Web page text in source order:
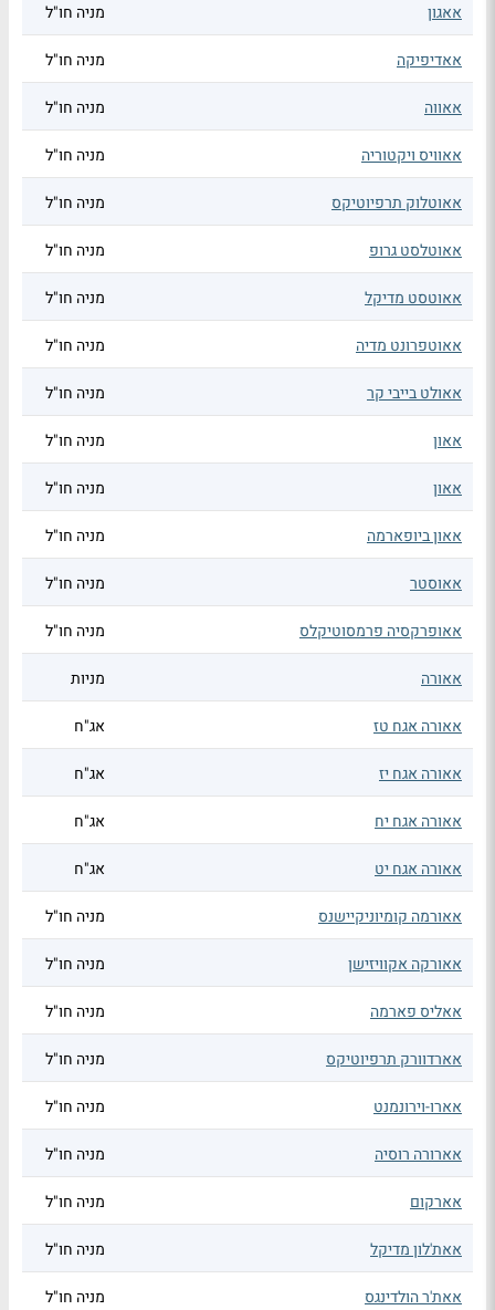
אאגון מניה חו"ל
אאדיפיקה מניה חו"ל
אאווה מניה חו"ל
אאוויס ויקטוריה מניה חו"ל
אאוטלוק תרפיוטיקס מניה חו"ל
אאוטלסט גרופ מניה חו"ל
אאוטסט מדיקל מניה חו"ל
אאוטפרונט מדיה מניה חו"ל
אאולט בייבי קר מניה חו"ל
אאון מניה חו"ל
אאון מניה חו"ל
אאון ביופארמה מניה חו"ל
אאוסטר מניה חו"ל
אאופרקסיה פרמסוטיקלס מניה חו"ל
אאורה מניות
אאורה אגח טז אג"ח
אאורה אגח יז אג"ח
אאורה אגח יח אג"ח
אאורה אגח יט אג"ח
אאורמה קומיוניקיישנס מניה חו"ל
אאורקה אקוויזישן מניה חו"ל
אאליס פארמה מניה חו"ל
אארדוורק תרפיוטיקס מניה חו"ל
אארו-וירונמנט מניה חו"ל
אארורה רוסיה מניה חו"ל
אארקום מניה חו"ל
אאת'לון מדיקל מניה חו"ל
אאת'ר הולדינגס מניה חו"ל